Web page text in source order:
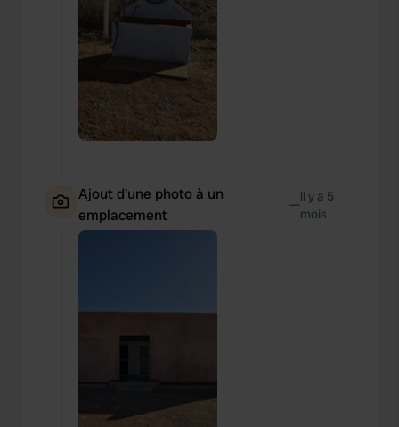
Ajout d'une photo à un
emplacement
—il y a 5
mois